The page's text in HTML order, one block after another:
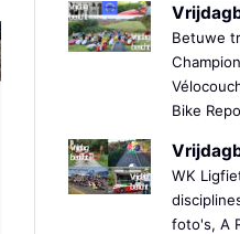
Betuwe
Bike
WK
foto's, A